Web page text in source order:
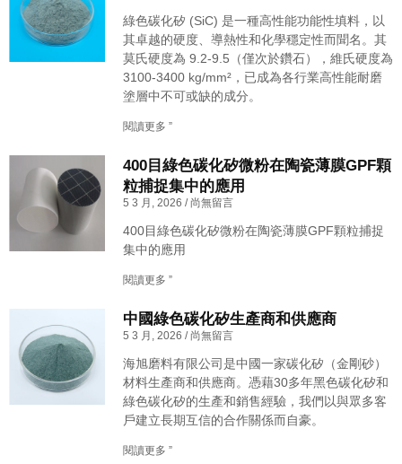
綠色碳化矽 (SiC) 是一種高性能功能性填料，以
其卓越的硬度、導熱性和化學穩定性而聞名。其
莫氏硬度為 9.2-9.5（僅次於鑽石），維氏硬度為
3100-3400 kg/mm²，已成為各行業高性能耐磨
塗層中不可或缺的成分。
閱讀更多 ”
400目綠色碳化矽微粉在陶瓷薄膜GPF顆
粒捕捉集中的應用
5 3 月, 2026 尚無留言
400目綠色碳化矽微粉在陶瓷薄膜GPF顆粒捕捉
集中的應用
閱讀更多 ”
中國綠色碳化矽生產商和供應商
5 3 月, 2026 尚無留言
海旭磨料有限公司是中國一家碳化矽（金剛砂）
材料生產商和供應商。憑藉30多年黑色碳化矽和
綠色碳化矽的生產和銷售經驗，我們以與眾多客
戶建立長期互信的合作關係而自豪。
閱讀更多 ”